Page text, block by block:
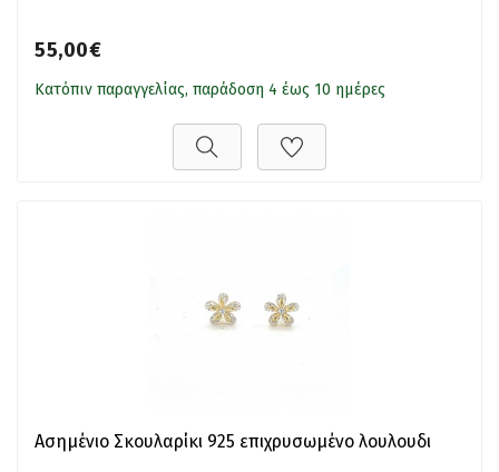
55,00€
Κατόπιν παραγγελίας, παράδοση 4 έως 10 ημέρες
Ασημένιο Σκουλαρίκι 925 επιχρυσωμένο λουλουδι